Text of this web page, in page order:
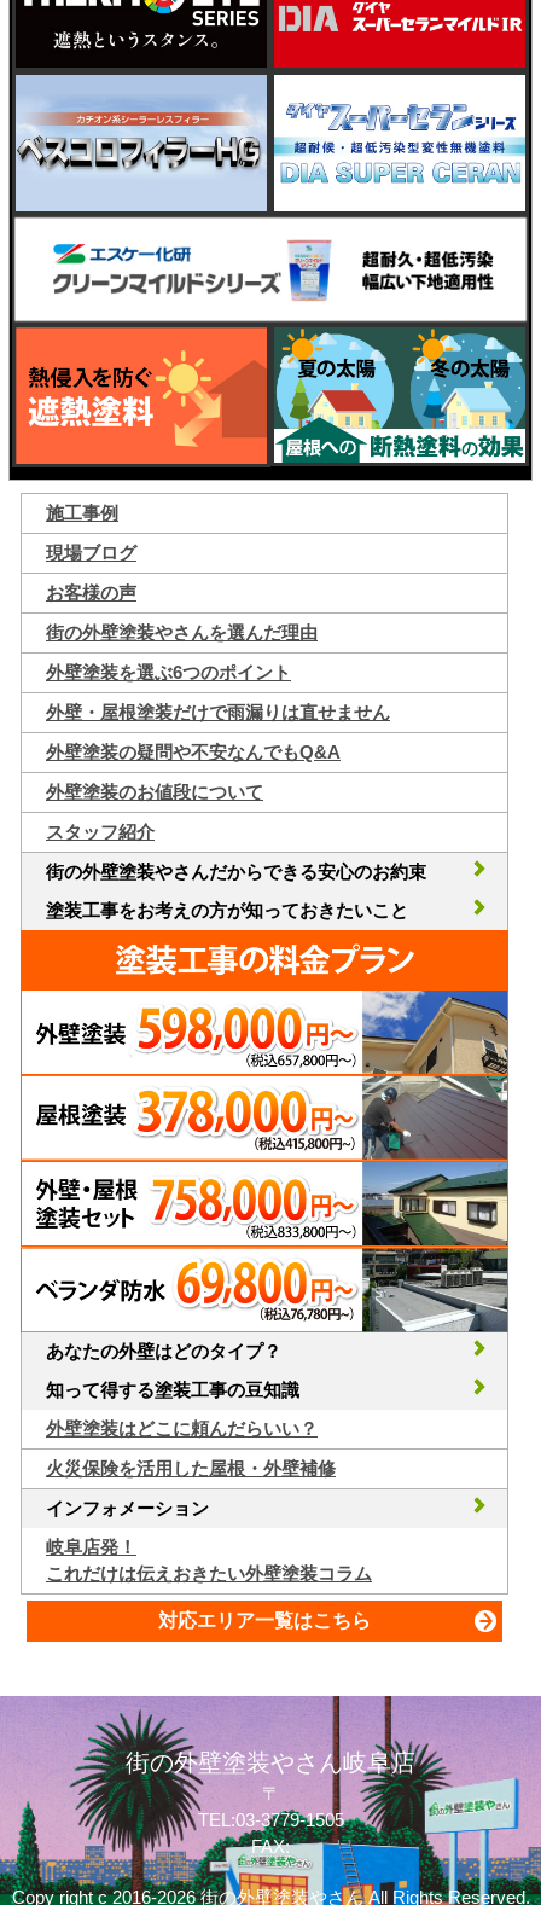
施工事例
現場ブログ
お客様の声
街の外壁塗装やさんを選んだ理由
外壁塗装を選ぶ6つのポイント
外壁・屋根塗装だけで雨漏りは直せません
外壁塗装の疑問や不安なんでもQ&A
外壁塗装のお値段について
スタッフ紹介
街の外壁塗装やさんだからできる安心のお約束
塗装工事をお考えの方が知っておきたいこと
あなたの外壁はどのタイプ？
知って得する塗装工事の豆知識
外壁塗装はどこに頼んだらいい？
火災保険を活用した屋根・外壁補修
インフォメーション
岐阜店発！
これだけは伝えおきたい外壁塗装コラム
対応エリア一覧はこちら
街の外壁塗装やさん岐阜店
〒
TEL:03-3779-1505
FAX:
Copy right c 2016-2026 街の外壁塗装やさん All Rights Reserved.